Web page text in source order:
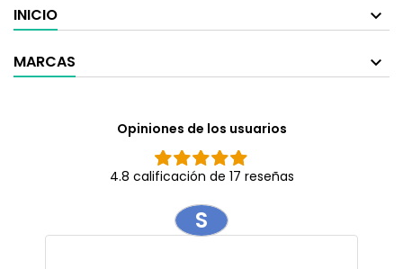
INICIO
MARCAS
Opiniones de los usuarios
4.8 calificación de 17 reseñas
S